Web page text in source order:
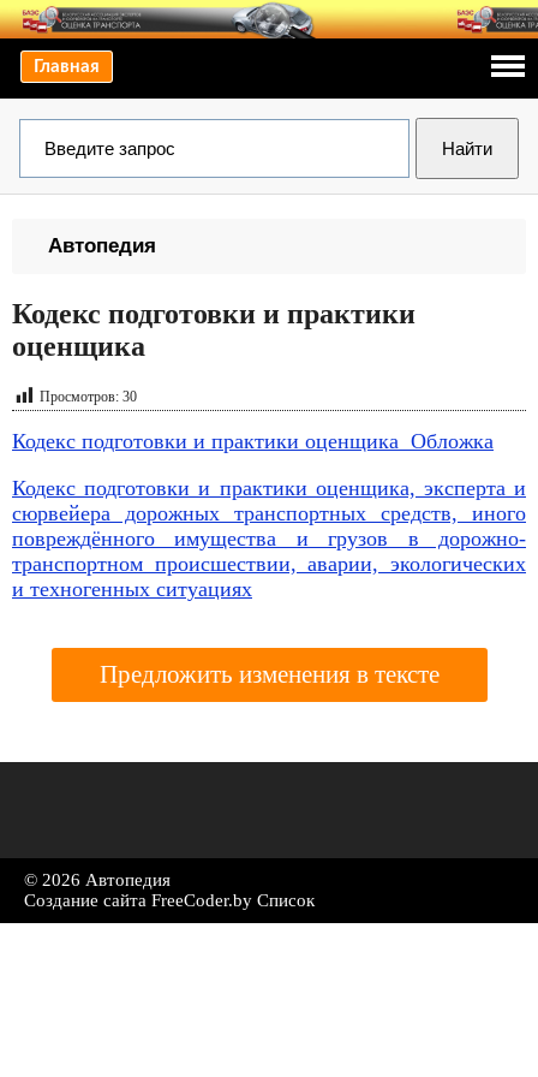
Главная
Автопедия
Кодекс подготовки и практики
оценщика
Просмотров: 30
Кодекс подготовки и практики оценщика Обложка
Кодекс подготовки и практики оценщика, эксперта и
сюрвейера дорожных транспортных средств, иного
повреждённого имущества и грузов в дорожно-
транспортном происшествии, аварии, экологических
и техногенных ситуациях
Предложить изменения в тексте
© 2026 Автопедия
Создание сайта FreeCoder.by Список